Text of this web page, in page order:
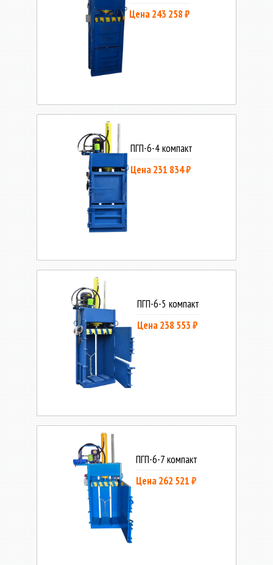
Цена 243 258 ₽
ПГП-6-4 компакт
Цена 231 834 ₽
ПГП-6-5 компакт
Цена 238 553 ₽
ПГП-6-7 компакт
Цена 262 521 ₽